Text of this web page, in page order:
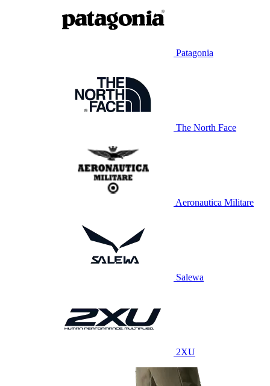
Patagonia
The North Face
Aeronautica Militare
Salewa
2XU